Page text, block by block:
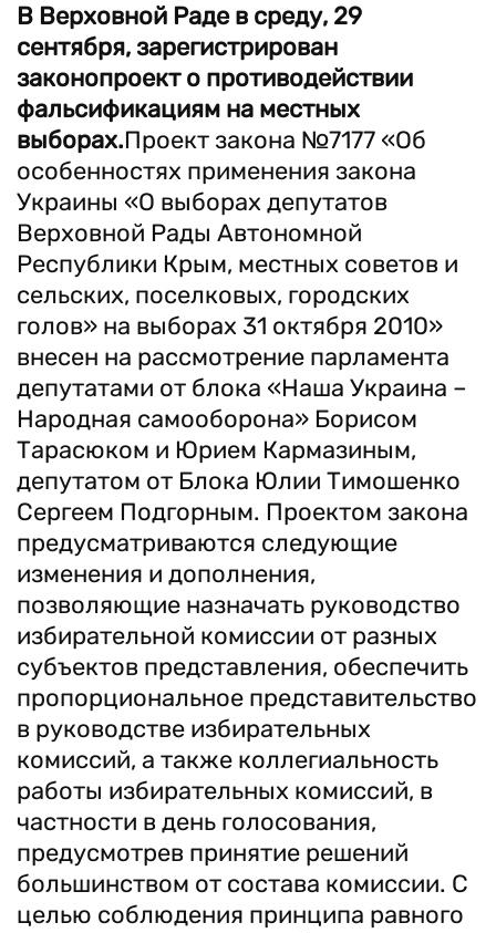
В Верховной Раде в среду, 29
сентября, зарегистрирован
законопроект о противодействии
фальсификациям на местных
выборах.Проект закона №7177 «Об
особенностях применения закона
Украины «О выборах депутатов
Верховной Рады Автономной
Республики Крым, местных советов и
сельских, поселковых, городских
голов» на выборах 31 октября 2010»
внесен на рассмотрение парламента
депутатами от блока «Наша Украина –
Народная самооборона» Борисом
Тарасюком и Юрием Кармазиным,
депутатом от Блока Юлии Тимошенко
Сергеем Подгорным. Проектом закона
предусматриваются следующие
изменения и дополнения,
позволяющие назначать руководство
избирательной комиссии от разных
субъектов представления, обеспечить
пропорциональное представительство
в руководстве избирательных
комиссий, а также коллегиальность
работы избирательных комиссий, в
частности в день голосования,
предусмотрев принятие решений
большинством от состава комиссии. С
целью соблюдения принципа равного